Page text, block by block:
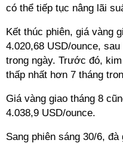
có thể tiếp tục nâng lãi
Kết thúc phiên, giá vàng
4.020,68 USD/ounce,
trong ngày. Trước đó,
thấp nhất hơn 7 tháng
Giá vàng giao tháng 8
4.038,9 USD/ounce.
Sang phiên sáng 30/6,